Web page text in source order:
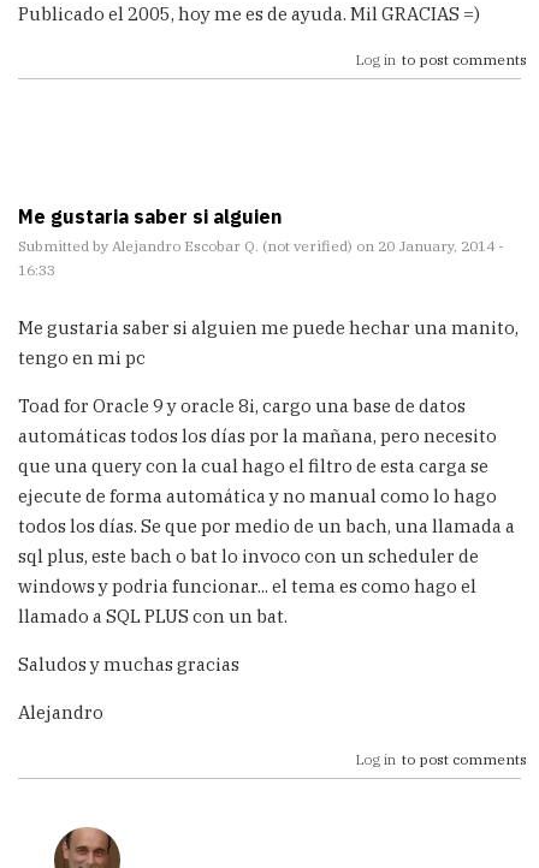
Publicado el 2005, hoy me es de ayuda. Mil GRACIAS =)
Log in to post comments
Me gustaria saber si alguien
Submitted by Alejandro Escobar Q. (not verified) on 20 January, 2014 -
16:33
Me gustaria saber si alguien me puede hechar una manito,
tengo en mi pc
Toad for Oracle 9 y oracle 8i, cargo una base de datos
automáticas todos los días por la mañana, pero necesito
que una query con la cual hago el filtro de esta carga se
ejecute de forma automática y no manual como lo hago
todos los días. Se que por medio de un bach, una llamada a
sql plus, este bach o bat lo invoco con un scheduler de
windows y podria funcionar... el tema es como hago el
llamado a SQL PLUS con un bat.
Saludos y muchas gracias
Alejandro
Log in to post comments